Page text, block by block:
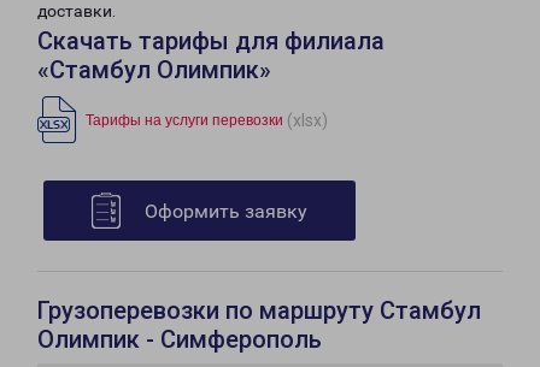
доставки.
Скачать тарифы для филиала
«Стамбул Олимпик»
Тарифы на услуги перевозки (xlsx)
Оформить заявку
Грузоперевозки по маршруту Стамбул
Олимпик - Симферополь